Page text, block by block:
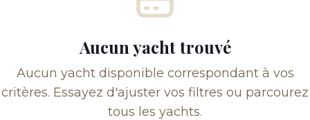
Aucun yacht trouvé
Aucun yacht disponible correspondant à vos
critères. Essayez d'ajuster vos filtres ou parcourez
tous les yachts.